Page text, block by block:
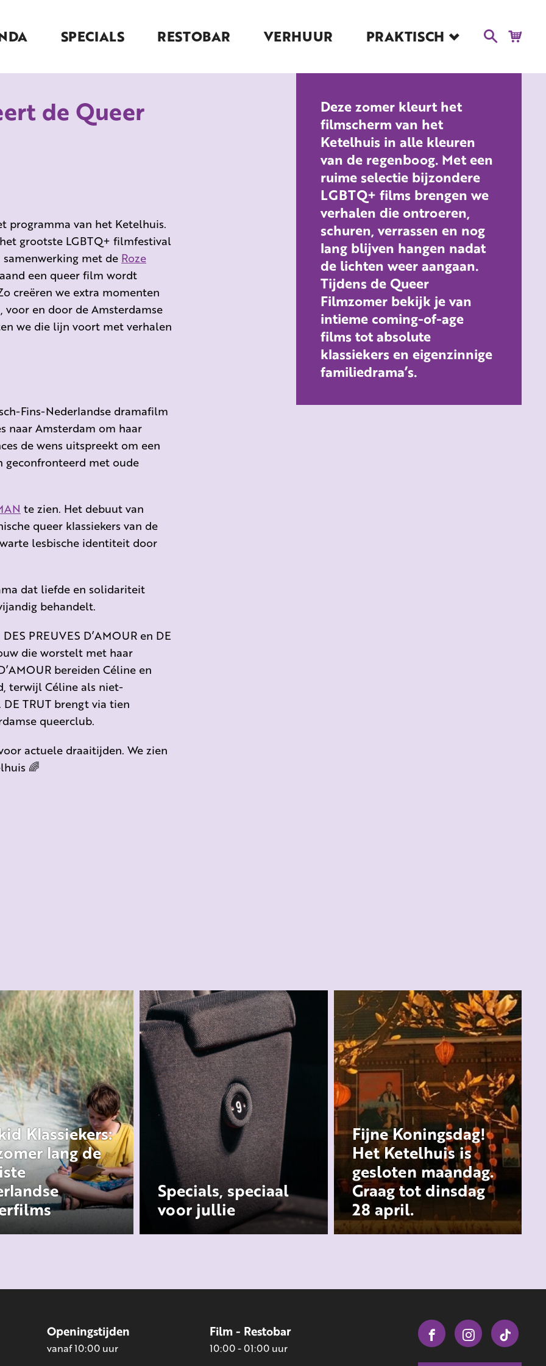
SPECIALS RESTOBAR VERHUUR PRAKTISCH
Blog
Educatie
Kaartverkoop en
Tarieven
Over Het Ketelhuis
Vacatures
de Queer
programma van het Ketelhuis.
grootste LGBTQ+ filmfestival
met de Roze
een queer film wordt
creëren we extra momenten
en door de Amsterdamse
we die lijn voort met verhalen
Fins-Nederlandse dramafilm
naar Amsterdam om haar
de wens uitspreekt om een
geconfronteerd met oude
te zien. Het debuut van
queer klassiekers van de
lesbische identiteit door
dat liefde en solidariteit
behandelt.
PREUVES D’AMOUR en DE
die worstelt met haar
bereiden Céline en
terwijl Céline als niet-
TRUT brengt via tien
queerclub.
actuele draaitijden. We zien
🌈
Deze zomer kleurt het
filmscherm van het
Ketelhuis in alle kleuren
van de regenboog. Met een
ruime selectie bijzondere
LGBTQ+ films brengen we
verhalen die ontroeren,
schuren, verrassen en nog
lang blijven hangen nadat
de lichten weer aangaan.
Tijdens de Queer
Filmzomer bekijk je van
intieme coming-of-age
films tot absolute
klassiekers en eigenzinnige
familiedrama’s.
Klassiekers:
lang de
Specials, speciaal
voor jullie
Fijne Koningsdag!
Het Ketelhuis is
gesloten maandag.
Graag tot dinsdag
28 april.
Openingstijden
vanaf 10:00 uur
Film - Restobar
10:00 - 01:00 uur